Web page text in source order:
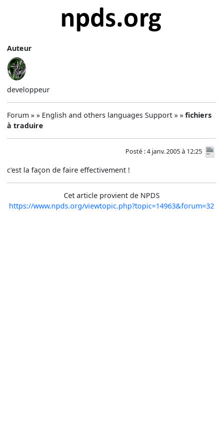
Auteur
developpeur
Forum » » English and others languages Support » »fichiers
à traduire
Posté : 4 janv. 2005 à 12:25
c'est la façon de faire effectivement !
Cet article provient de NPDS
https://www.npds.org/viewtopic.php?topic=14963&forum=32